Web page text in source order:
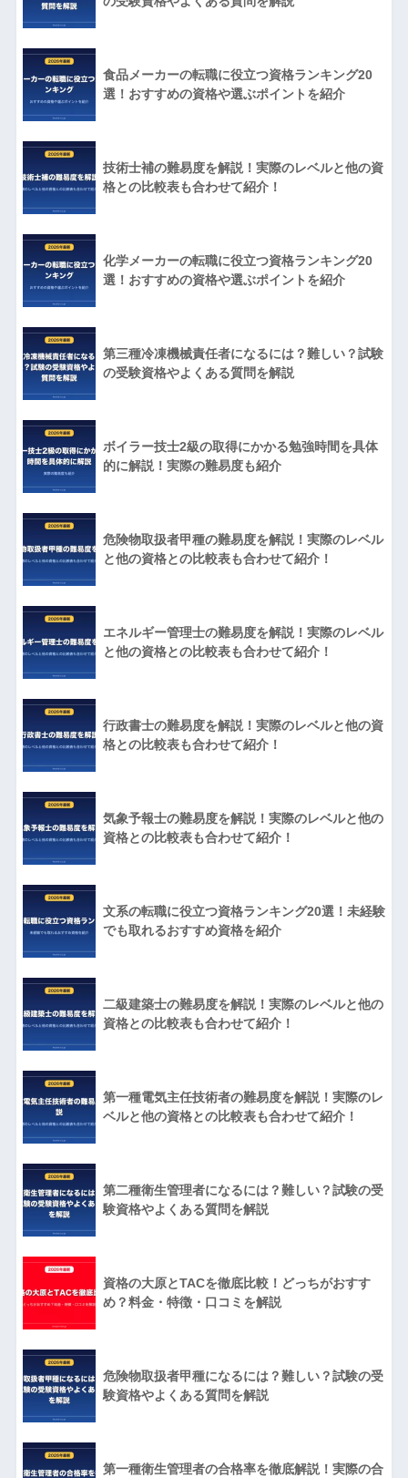
食品メーカーの転職に役立つ資格ランキング20
選！おすすめの資格や選ぶポイントを紹介
技術士補の難易度を解説！実際のレベルと他の資
格との比較表も合わせて紹介！
化学メーカーの転職に役立つ資格ランキング20
選！おすすめの資格や選ぶポイントを紹介
第三種冷凍機械責任者になるには？難しい？試験
の受験資格やよくある質問を解説
ボイラー技士2級の取得にかかる勉強時間を具体
的に解説！実際の難易度も紹介
危険物取扱者甲種の難易度を解説！実際のレベル
と他の資格との比較表も合わせて紹介！
エネルギー管理士の難易度を解説！実際のレベル
と他の資格との比較表も合わせて紹介！
行政書士の難易度を解説！実際のレベルと他の資
格との比較表も合わせて紹介！
気象予報士の難易度を解説！実際のレベルと他の
資格との比較表も合わせて紹介！
文系の転職に役立つ資格ランキング20選！未経験
でも取れるおすすめ資格を紹介
二級建築士の難易度を解説！実際のレベルと他の
資格との比較表も合わせて紹介！
第一種電気主任技術者の難易度を解説！実際のレ
ベルと他の資格との比較表も合わせて紹介！
第二種衛生管理者になるには？難しい？試験の受
験資格やよくある質問を解説
資格の大原とTACを徹底比較！どっちがおすす
め？料金・特徴・口コミを解説
危険物取扱者甲種になるには？難しい？試験の受
験資格やよくある質問を解説
第一種衛生管理者の合格率を徹底解説！実際の合